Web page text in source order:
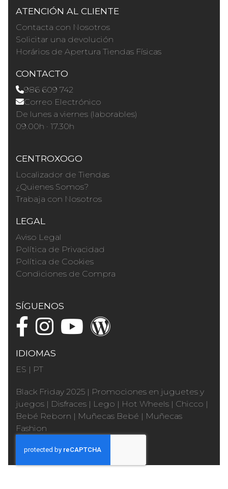
ATENCIÓN AL CLIENTE
Contacta con Nosotros
Solicitar una devolución
Horários de Apertura Tiendas Físicas
CONTACTO
986 609 742
Correo Electrónico
De lunes a viernes (laborables)
09.00h · 17.30h
CENTROXOGO
Localizador de Tiendas
¿Quienes Somos?
Trabaja con Nosotros
LEGAL
Aviso Legal
Política de Privacidad
Política de Cookies
Condiciones de Compra
SÍGUENOS
IDIOMAS
ES | PT
Black Friday 2025 | Promociones en juguetes y
juegos | Disfraces | Lego | Hot Wheels | Chicco |
Bebé Reborn | Muñecas Bebé | Muñecas
Fashion